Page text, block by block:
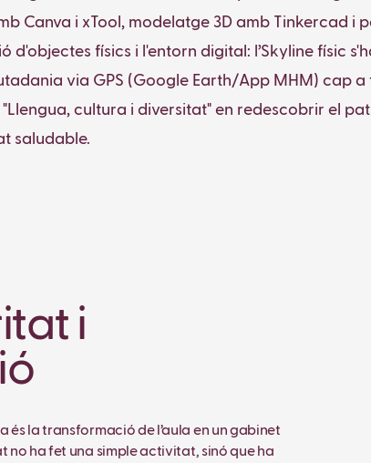
Canva i xTool, modelatge 3D amb
d'objectes físics i l'entorn digital: l’Skyline físic
via GPS (Google Earth/App MHM) cap
"Llengua, cultura i diversitat" en redescobrir el
saludable.
i
és la transformació de l’aula en un gabinet
no ha fet una simple activitat, sinó que ha